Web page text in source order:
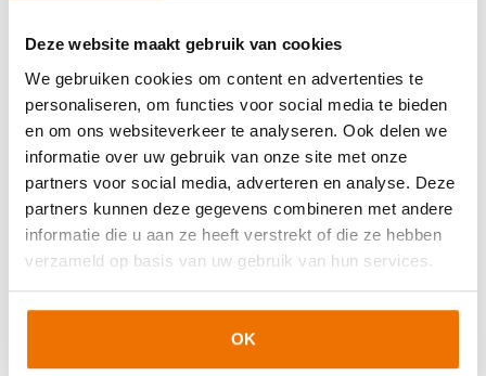
Deze website maakt gebruik van cookies
We gebruiken cookies om content en advertenties te
personaliseren, om functies voor social media te bieden
en om ons websiteverkeer te analyseren. Ook delen we
informatie over uw gebruik van onze site met onze
partners voor social media, adverteren en analyse. Deze
partners kunnen deze gegevens combineren met andere
informatie die u aan ze heeft verstrekt of die ze hebben
verzameld op basis van uw gebruik van hun services.
OK
hoger leerrendement
Wil je dat jouw medewerkers op een leuke manier
leren en de stof ook beter onthouden? Dit zijn vijf
tips uit de praktijk die onze trainer Fleur Wendel
toepast.
1. Humor
‘‘Bovenaan staat voor mij humor – alles wordt beter
te behappen met een flink sausje humor.’’
2. Ezelsbruggetjes
‘‘Verder ben ik gek op ezelbruggetjes – voorbeeld: